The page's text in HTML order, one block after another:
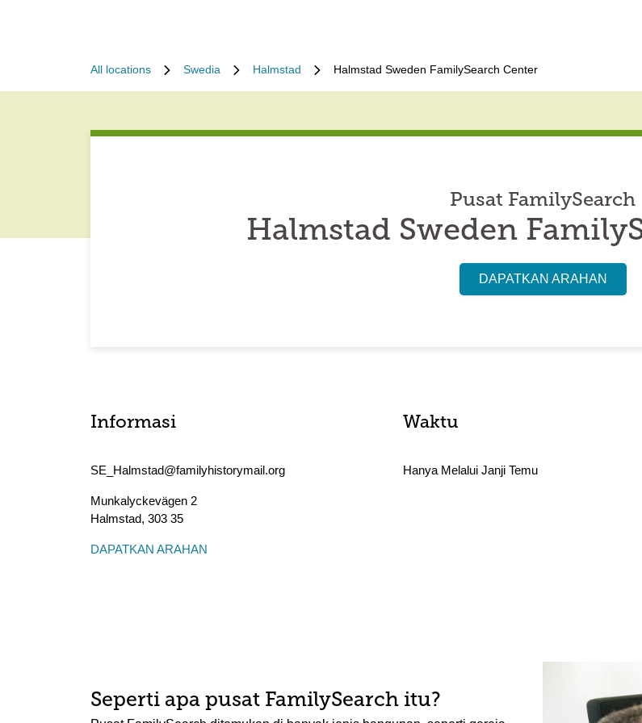
All locations Swedia Halmstad Halmstad Sweden FamilySearch Center
Pusat FamilySearch
Halmstad Sweden
DAPATKAN ARAHAN
Informasi
SE_Halmstad@familyhistorymail.org
Munkalyckevägen 2
Halmstad, 303 35
DAPATKAN ARAHAN
Waktu
Hanya Melalui Janji Temu
Seperti apa pusat FamilySearch itu?